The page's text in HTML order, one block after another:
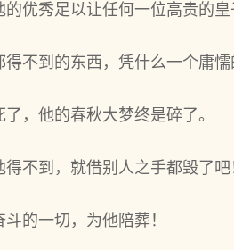
优秀足以让任何一位高贵的皇
不到的东西，凭什么一个庸懦
，他的春秋大梦终是碎了。
不到，就借别人之手都毁了吧
的一切，为他陪葬！